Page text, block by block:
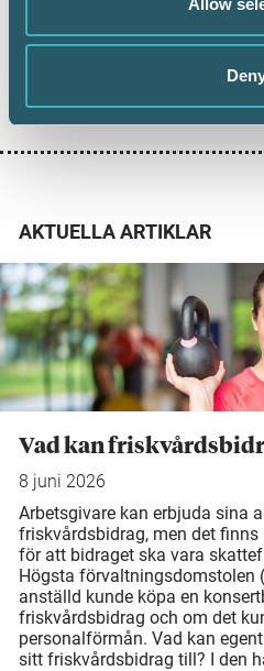
Dela:
AKTUELLA ARTIKLAR
Vad kan
8 juni 2026
Arbetsgivare kan erbjuda sina
friskvårdsbidrag, men det
för att bidraget ska vara
Högsta förvaltningsdomstolen
anställd kunde köpa en
friskvårdsbidrag och om det
personalförmån. Vad kan
sitt friskvårdsbidrag till? I den